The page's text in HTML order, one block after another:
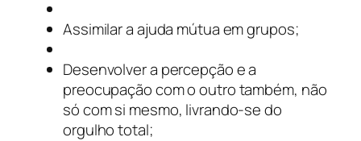
Assimilar a ajuda mútua em grupos;
Desenvolver a percepção e a
preocupação com o outro também, não
só com si mesmo, livrando-se do
orgulho total;